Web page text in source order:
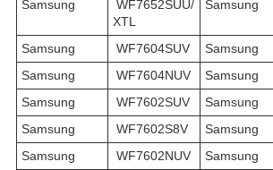
Samsung
WF7652SUU/
XTL
Samsung
Samsung WF7604SUV Samsung
Samsung
WF7604NUV Samsung
Samsung
WF7602SUV Samsung
Samsung
WF7602S8V Samsung
Samsung
WF7602NUV Samsung